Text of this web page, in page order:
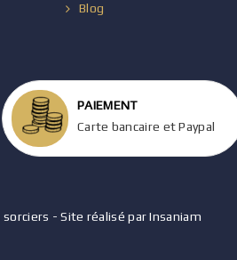
Blog
PAIEMENT
Carte bancaire et Paypal
- Site réalisé par Insaniam